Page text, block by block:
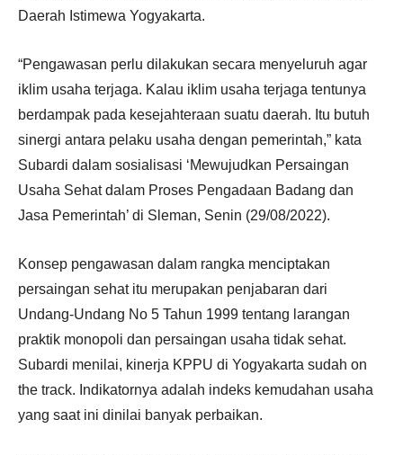
Daerah Istimewa Yogyakarta.
“Pengawasan perlu dilakukan secara menyeluruh agar
iklim usaha terjaga. Kalau iklim usaha terjaga tentunya
berdampak pada kesejahteraan suatu daerah. Itu butuh
sinergi antara pelaku usaha dengan pemerintah,” kata
Subardi dalam sosialisasi ‘Mewujudkan Persaingan
Usaha Sehat dalam Proses Pengadaan Badang dan
Jasa Pemerintah’ di Sleman, Senin (29/08/2022).
Konsep pengawasan dalam rangka menciptakan
persaingan sehat itu merupakan penjabaran dari
Undang-Undang No 5 Tahun 1999 tentang larangan
praktik monopoli dan persaingan usaha tidak sehat.
Subardi menilai, kinerja KPPU di Yogyakarta sudah on
the track. Indikatornya adalah indeks kemudahan usaha
yang saat ini dinilai banyak perbaikan.